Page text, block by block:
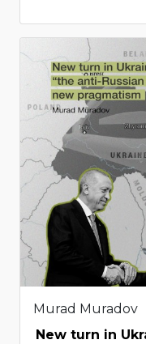
Murad Muradov
New turn in